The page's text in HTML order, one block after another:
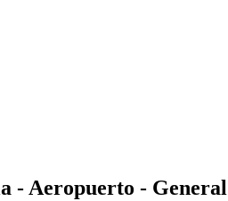
- Aeropuerto - General